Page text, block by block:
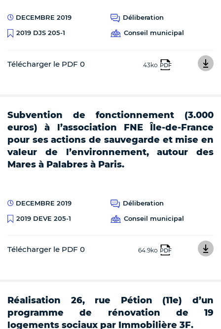
DECEMBRE 2019
Déliberation
2019 DJS 205-1
Conseil municipal
Télécharger le PDF 0 43ko PDF
Subvention de fonctionnement (3.000
euros) à l’association FNE Île-de-France
pour ses actions de sauvegarde et mise en
valeur de l’environnement, autour des
Mares à Palabres à Paris.
DECEMBRE 2019
Déliberation
2019 DEVE 205-1
Conseil municipal
Télécharger le PDF 0 64.9ko PDF
Réalisation 26, rue Pétion (11e) d’un
programme de rénovation de 19
logements sociaux par Immobilière 3F.